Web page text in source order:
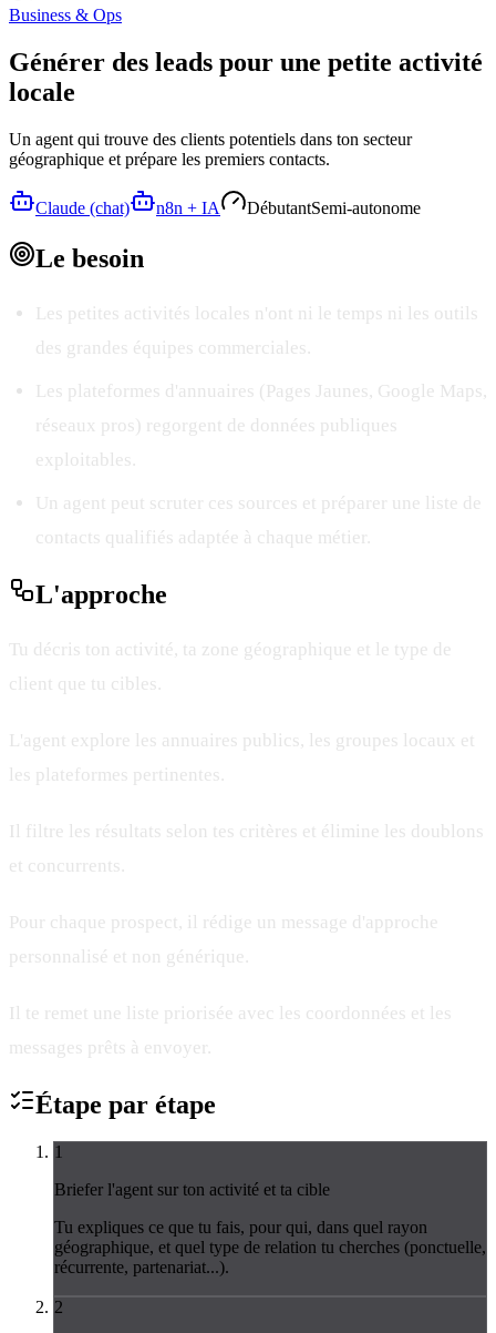
Business & Ops
Générer des leads pour une petite activité
locale
Un agent qui trouve des clients potentiels dans ton secteur
géographique et prépare les premiers contacts.
Claude (chat) n8n + IA DébutantSemi-autonome
Le besoin
Les petites activités locales n'ont ni le temps ni les outils
des grandes équipes commerciales.
Les plateformes d'annuaires (Pages Jaunes, Google Maps,
réseaux pros) regorgent de données publiques
exploitables.
Un agent peut scruter ces sources et préparer une liste de
contacts qualifiés adaptée à chaque métier.
L'approche
Tu décris ton activité, ta zone géographique et le type de
client que tu cibles.
L'agent explore les annuaires publics, les groupes locaux et
les plateformes pertinentes.
Il filtre les résultats selon tes critères et élimine les doublons
et concurrents.
Pour chaque prospect, il rédige un message d'approche
personnalisé et non générique.
Il te remet une liste priorisée avec les coordonnées et les
messages prêts à envoyer.
Étape par étape
1
Briefer l'agent sur ton activité et ta cible
Tu expliques ce que tu fais, pour qui, dans quel rayon
géographique, et quel type de relation tu cherches (ponctuelle,
récurrente, partenariat...).
2